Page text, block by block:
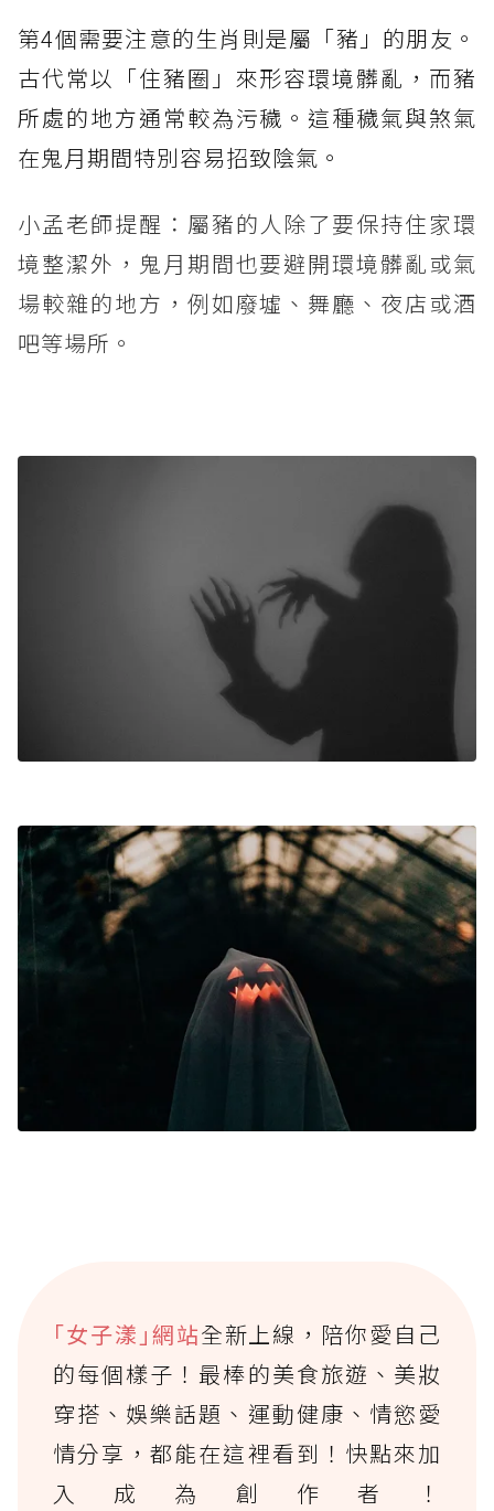
第4個需要注意的生肖則是屬「豬」的朋友。
古代常以「住豬圈」來形容環境髒亂，而豬
所處的地方通常較為污穢。這種穢氣與煞氣
在鬼月期間特別容易招致陰氣。
小孟老師提醒：屬豬的人除了要保持住家環
境整潔外，鬼月期間也要避開環境髒亂或氣
場較雜的地方，例如廢墟、舞廳、夜店或酒
吧等場所。
｢女子漾｣網站全新上線，陪你愛自己
的每個樣子！最棒的美食旅遊、美妝
穿搭、娛樂話題、運動健康、情慾愛
情分享，都能在這裡看到！快點來加
入成為創作者！